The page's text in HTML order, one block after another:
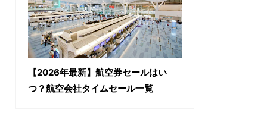
【2026年最新】航空券セールはい
つ？航空会社タイムセール一覧